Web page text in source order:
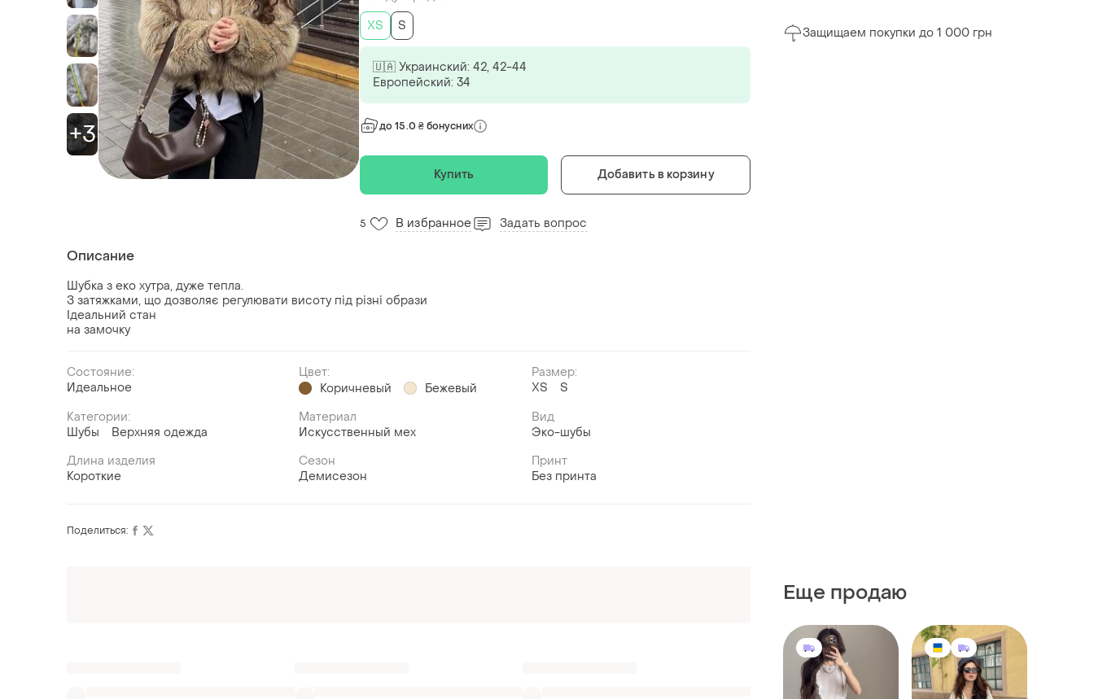
+3
ХS
S
🇺🇦 Украинский: 42, 42-44
Европейский: 34
до 15.0 ₴ бонусних
Купить Добавить в корзину
5 В избранное Задать вопрос
Описание
Шубка з еко хутра, дуже тепла.
З затяжками, що дозволяє регулювати висоту під різні образи
Ідеальний стан
на замочку
Состояние:
Идеальное
Цвет:
Коричневый
Бежевый
Размер:
ХS
S
Категории:
Шубы
Верхняя одежда
Материал
Искусственный мех
Вид
Эко-шубы
Длина изделия
Короткие
Сезон
Демисезон
Принт
Без принта
Защищаем покупки до 1 000 грн
Еще продаю
Поделиться: